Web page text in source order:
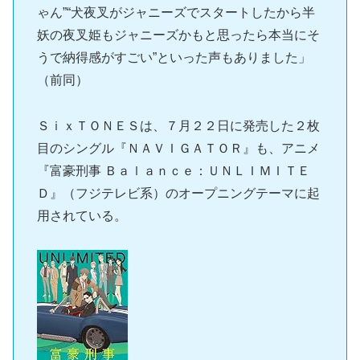
ゃん”“犬夜叉がジャニーズでスタートしたから半
妖の夜叉姫もジャニーズかもと思ったら本当にそ
うで納得感がすごい”といった声もありました」
（前同）
ＳｉｘＴＯＮＥＳは、７月２２日に発売した２枚
目のシングル『ＮＡＶＩＧＡＴＯＲ』も、アニメ
『富豪刑事 Ｂａｌａｎｃｅ：ＵＮＬＩＭＩＴＥ
Ｄ』（フジテレビ系）のオープニングテーマに起
用されている。